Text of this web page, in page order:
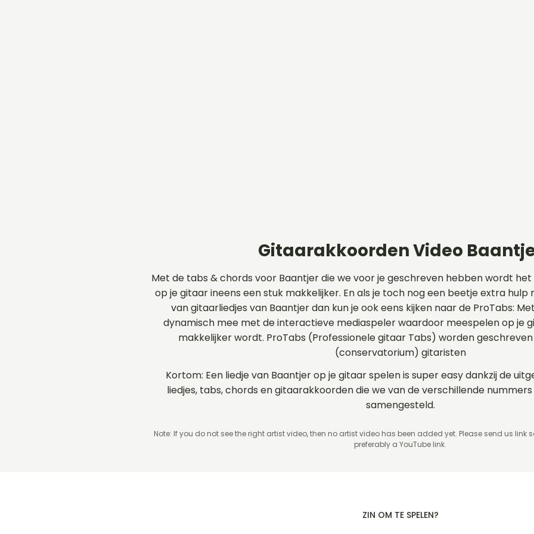
Gitaarakkoorden Video
Met de tabs & chords voor Baantjer die we voor je geschreven hebben wordt
op je gitaar ineens een stuk makkelijker. En als je toch nog een beetje extra
van gitaarliedjes van Baantjer dan kun je ook eens kijken naar de ProTabs:
dynamisch mee met de interactieve mediaspeler waardoor meespelen op je
makkelijker wordt. ProTabs (Professionele gitaar Tabs) worden
(conservatorium) gitaristen
Kortom: Een liedje van Baantjer op je gitaar spelen is super easy dankzij de
liedjes, tabs, chords en gitaarakkoorden die we van de verschillende
samengesteld.
Note: If you do not see the right artist video, then no artist video has been added yet. Please send us link
preferably a YouTube link.
ZIN OM TE SPELEN?